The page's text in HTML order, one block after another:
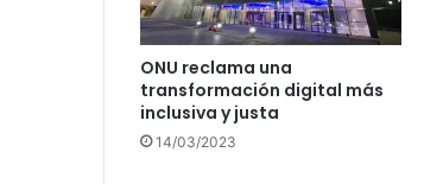
ONU reclama una
transformación digital más
inclusiva y justa
14/03/2023